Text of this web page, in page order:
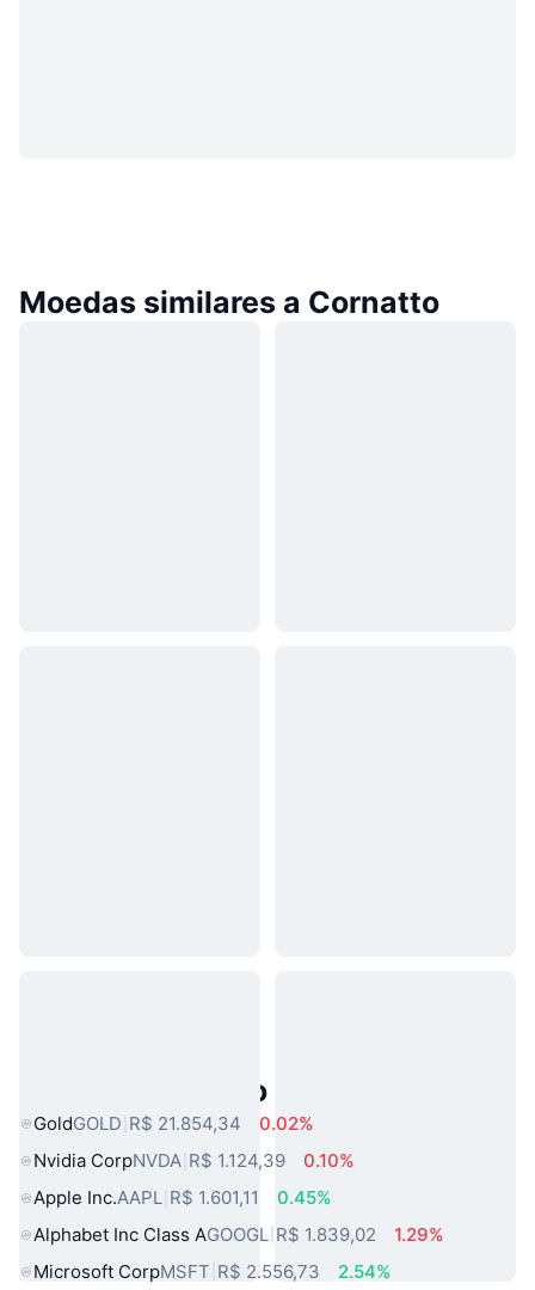
Moedas similares a Cornatto
Ativos do Mundo Real Populares
GoldGOLD R$ 21.854,34
0.02%
Nvidia CorpNVDA R$ 1.124,39
0.10%
Apple Inc.AAPL R$ 1.601,11
0.45%
Alphabet Inc Class AGOOGL R$ 1.839,02
1.29%
Microsoft CorpMSFT R$ 2.556,73 2.54%